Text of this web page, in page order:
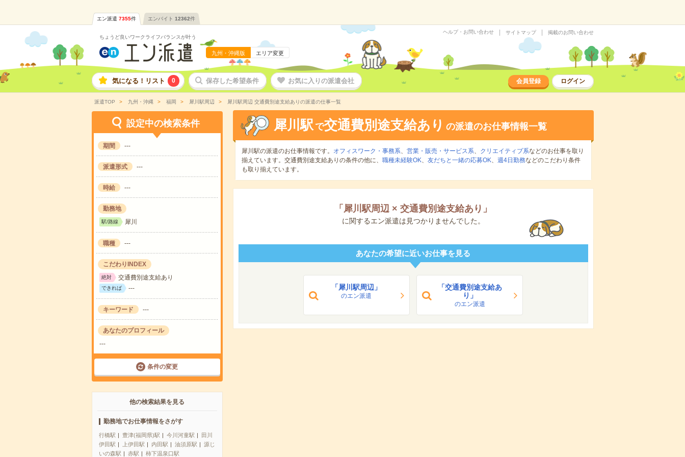
エン派遣 7355件 エンバイト 12362件
ちょうど良いワークライフバランスが叶う
九州・沖縄版 エリア変更
ヘルプ・お問い合わせ サイトマップ 掲載のお問い合わせ
気になる！リスト 0 保存した希望条件 お気に入りの派遣会社 会員登録 ログイン
派遣TOP 九州・沖縄 福岡 犀川駅周辺 犀川駅周辺 交通費別途支給ありの派遣の仕事一覧
設定中の検索条件
期間 ---
派遣形式 ---
時給 ---
勤務地
駅/路線 犀川
職種 ---
こだわりINDEX
絶対 交通費別途支給あり
できれば ---
キーワード ---
あなたのプロフィール
---
条件の変更
他の検索結果を見る
勤務地でお仕事情報をさがす
行橋駅 豊津(福岡県)駅 今川河童駅
田川
伊田駅
上伊田駅 内田駅 油須原駅
源じ
いの森駅
赤駅 柿下温泉口駅
犀川駅 で交通費別途支給あり の派遣のお仕事情報一覧
犀川駅の派遣のお仕事情報です。 オフィスワーク・事務系、 営業・販売・サービス系、 クリエイティブ系などのお仕事を取り
揃えています。交通費別途支給ありの条件の他に、 職種未経験OK、 友だちと一緒の応募OK、 週4日勤務などのこだわり条件
も取り揃えています。
「 犀川駅周辺 × 交通費別途支給あり 」
に関するエン派遣は見つかりませんでした。
あなたの希望に近いお仕事を見る
「犀川駅周辺」
のエン派遣
「交通費別途支給あ
り」
のエン派遣